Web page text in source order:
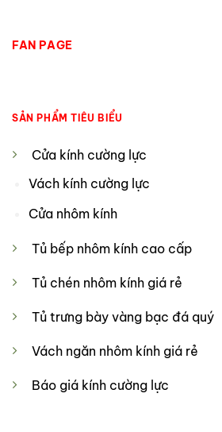
FAN PAGE
SẢN PHẨM TIÊU BIỂU
Cửa kính cường lực
Vách kính cường lực
Cửa nhôm kính
Tủ bếp nhôm kính cao cấp
Tủ chén nhôm kính giá rẻ
Tủ trưng bày vàng bạc đá quý
Vách ngăn nhôm kính giá rẻ
Báo giá kính cường lực